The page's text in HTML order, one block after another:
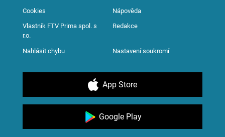
Cookies Nápověda
Vlastník FTV Prima spol. s
r.o.
Redakce
Nahlásit chybu Nastavení soukromí
App Store
Google Play